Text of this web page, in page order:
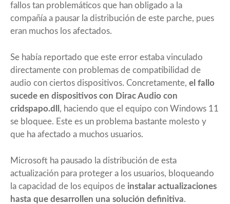
fallos tan problemáticos que han obligado a la
compañía a pausar la distribución de este parche, pues
eran muchos los afectados.
Se había reportado que este error estaba vinculado
directamente con problemas de compatibilidad de
audio con ciertos dispositivos. Concretamente, el fallo
sucede en dispositivos con Dirac Audio con
cridspapo.dll , haciendo que el equipo con Windows 11
se bloquee. Este es un problema bastante molesto y
que ha afectado a muchos usuarios.
Microsoft ha pausado la distribución de esta
actualización para proteger a los usuarios, bloqueando
la capacidad de los equipos de instalar actualizaciones
hasta que desarrollen una solución definitiva.